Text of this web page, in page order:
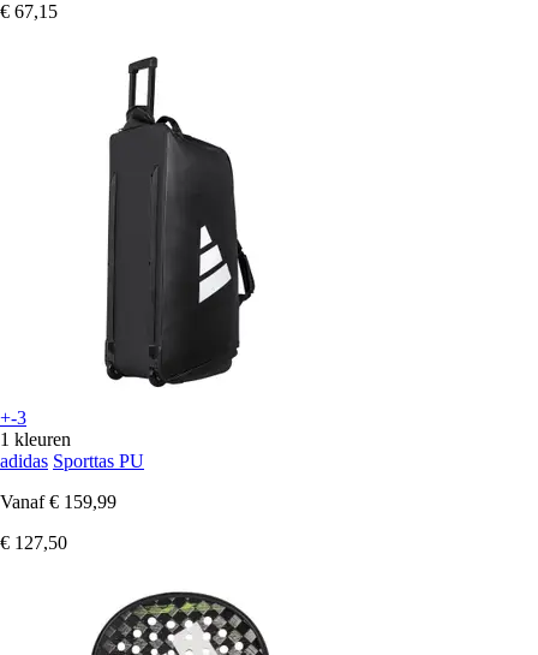
€ 67,15
+-3
1 kleuren
adidas Sporttas PU
Vanaf € 159,99
€ 127,50